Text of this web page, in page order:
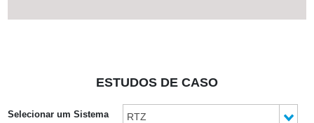
ESTUDOS DE CASO
Selecionar um Sistema RTZ